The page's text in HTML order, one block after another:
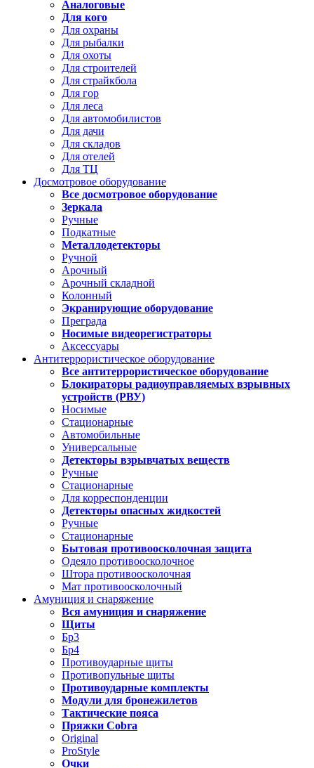
Аналоговые
Для кого
Для охраны
Для рыбалки
Для охоты
Для строителей
Для страйкбола
Для гор
Для леса
Для автомобилистов
Для дачи
Для складов
Для отелей
Для ТЦ
Досмотровое оборудование
Все досмотровое оборудование
Зеркала
Ручные
Подкатные
Металлодетекторы
Ручной
Арочный
Арочный складной
Колонный
Экранирующие оборудование
Преграда
Носимые видеорегистраторы
Аксессуары
Антитеррористическое оборудование
Все антитеррористическое оборудование
Блокираторы радиоуправляемых взрывных
устройств (РВУ)
Носимые
Стационарные
Автомобильные
Универсальные
Детекторы взрывчатых веществ
Ручные
Стационарные
Для корреспонденции
Детекторы опасных жидкостей
Ручные
Стационарные
Бытовая противоосколочная защита
Одеяло противоосколочное
Штора противоосколочная
Мат противоосколочный
Амуниция и снаряжение
Вся амуниция и снаряжение
Щиты
Бр3
Бр4
Противоударные щиты
Противопульные щиты
Противоударные комплекты
Модули для бронежилетов
Тактические пояса
Пряжки Cobra
Original
ProStyle
Очки